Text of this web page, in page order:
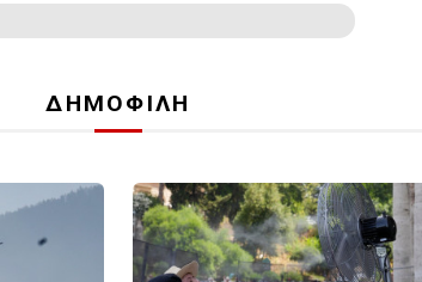
ΔΗΜΟΦΙΛΗ